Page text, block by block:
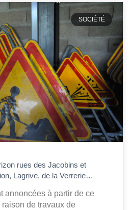
SOCIÉTÉ
rues des Jacobins et
Lagrive, de la Verrerie…
annoncées à partir de ce
de travaux de